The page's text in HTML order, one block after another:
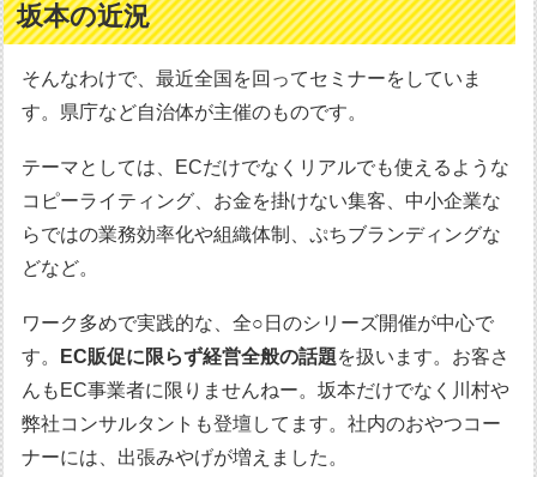
坂本の近況
そんなわけで、最近全国を回ってセミナーをしていま
す。県庁など自治体が主催のものです。
テーマとしては、ECだけでなくリアルでも使えるような
コピーライティング、お金を掛けない集客、中小企業な
らではの業務効率化や組織体制、ぷちブランディングな
どなど。
ワーク多めで実践的な、全○日のシリーズ開催が中心で
す。
EC販促に限らず経営全般の話題を扱います。お客さ
んもEC事業者に限りませんねー。坂本だけでなく川村や
弊社コンサルタントも登壇してます。社内のおやつコー
ナーには、出張みやげが増えました。